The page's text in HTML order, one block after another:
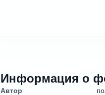
Информация о
Автор